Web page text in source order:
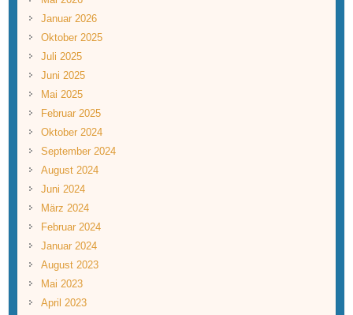
Januar 2026
Oktober 2025
Juli 2025
Juni 2025
Mai 2025
Februar 2025
Oktober 2024
September 2024
August 2024
Juni 2024
März 2024
Februar 2024
Januar 2024
August 2023
Mai 2023
April 2023